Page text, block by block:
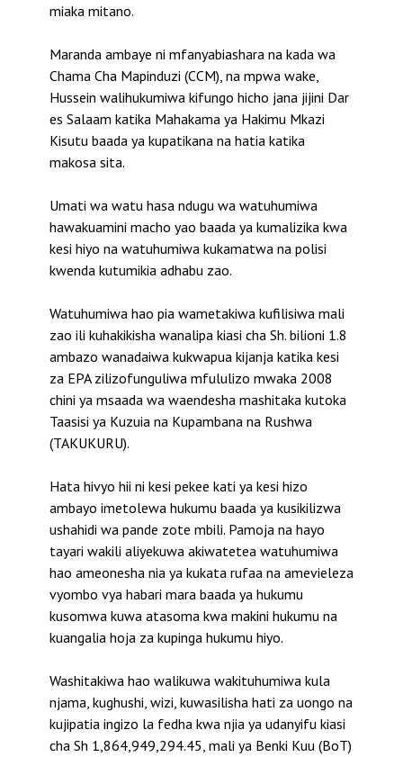
miaka mitano.
Maranda ambaye ni mfanyabiashara na kada wa
Chama Cha Mapinduzi (CCM), na mpwa wake,
Hussein walihukumiwa kifungo hicho jana jijini Dar
es Salaam katika Mahakama ya Hakimu Mkazi
Kisutu baada ya kupatikana na hatia katika
makosa sita.
Umati wa watu hasa ndugu wa watuhumiwa
hawakuamini macho yao baada ya kumalizika kwa
kesi hiyo na watuhumiwa kukamatwa na polisi
kwenda kutumikia adhabu zao.
Watuhumiwa hao pia wametakiwa kufilisiwa mali
zao ili kuhakikisha wanalipa kiasi cha Sh. bilioni 1.8
ambazo wanadaiwa kukwapua kijanja katika kesi
za EPA zilizofunguliwa mfululizo mwaka 2008
chini ya msaada wa waendesha mashitaka kutoka
Taasisi ya Kuzuia na Kupambana na Rushwa
(TAKUKURU).
Hata hivyo hii ni kesi pekee kati ya kesi hizo
ambayo imetolewa hukumu baada ya kusikilizwa
ushahidi wa pande zote mbili. Pamoja na hayo
tayari wakili aliyekuwa akiwatetea watuhumiwa
hao ameonesha nia ya kukata rufaa na amevieleza
vyombo vya habari mara baada ya hukumu
kusomwa kuwa atasoma kwa makini hukumu na
kuangalia hoja za kupinga hukumu hiyo.
Washitakiwa hao walikuwa wakituhumiwa kula
njama, kughushi, wizi, kuwasilisha hati za uongo na
kujipatia ingizo la fedha kwa njia ya udanyifu kiasi
cha Sh 1,864,949,294.45, mali ya Benki Kuu (BoT)